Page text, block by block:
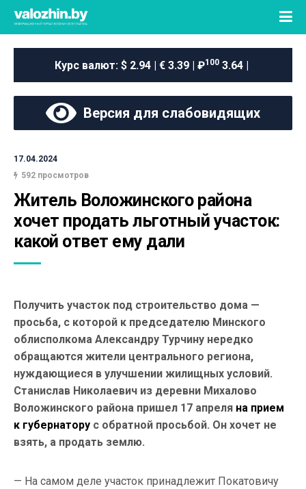
Курс валют: $ 2.94 | € 3.39 | ₽100 3.64 |
Версия для слабовидящих
17.04.2024
592 просмотров
Житель Воложинского района
хочет продать льготный участок:
какой ответ ему дали
Получить участок под строительство дома —
просьба, с которой к председателю Минского
облисполкома Александру Турчину нередко
обращаются жители центрального региона,
нуждающиеся в улучшении жилищных условий.
Станислав Николаевич из деревни Михалово
Воложинского района пришел 17 апреля на прием
к губернатору с обратной просьбой. Он хочет не
взять, а продать землю.
— На самом деле участок принадлежит Покатовичу